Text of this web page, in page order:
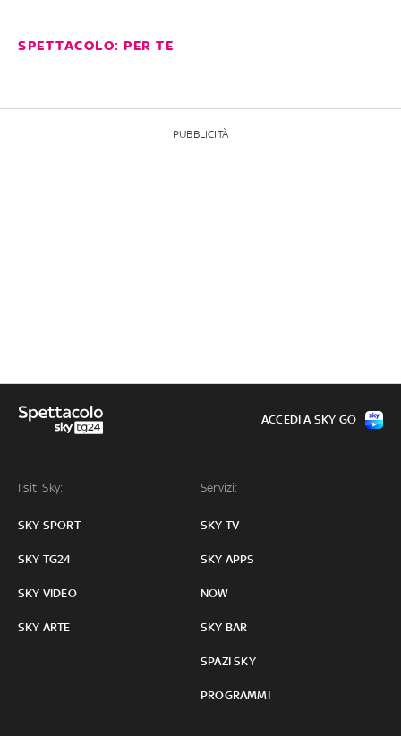
SPETTACOLO: PER TE
PUBBLICITÀ
I siti Sky:
SKY SPORT
SKY TG24
SKY VIDEO
SKY ARTE
Servizi:
SKY TV
SKY APPS
NOW
SKY BAR
SPAZI SKY
PROGRAMMI
ACCEDI A SKY GO